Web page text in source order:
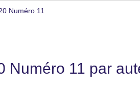
Numéro 11
Numéro 11 par